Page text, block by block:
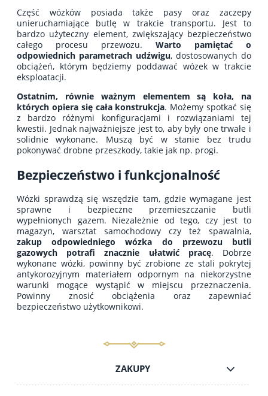
Część wózków posiada także pasy oraz zaczepy
unieruchamiające butlę w trakcie transportu. Jest to
bardzo użyteczny element, zwiększający bezpieczeństwo
całego procesu przewozu. Warto pamiętać o
odpowiednich parametrach udźwigu, dostosowanych do
obciążeń, którym będziemy poddawać wózek w trakcie
eksploatacji.
Ostatnim, równie ważnym elementem są koła, na
których opierasię cała konstrukcja. Możemy spotkać się
z bardzo różnymi konfiguracjami i rozwiązaniami tej
kwestii. Jednak najważniejsze jest to, aby były one trwałe i
solidnie wykonane. Muszą być w stanie bez trudu
pokonywać drobne przeszkody, takie jak np. progi.
Bezpieczeństwo i funkcjonalność
Wózki sprawdzą się wszędzie tam, gdzie wymagane jest
sprawne i bezpieczne przemieszczanie butli
wypełnionych gazem. Niezależnie od tego, czy jest to
magazyn, warsztat samochodowy czy też spawalnia,
zakup odpowiedniego wózka do przewozu butli
gazowych potrafi znacznie ułatwić pracę. Dobrze
wykonane wózki, powinny być zrobione ze stali pokrytej
antykorozyjnym materiałem odpornym na niekorzystne
warunki mogące wystąpić w miejscu przeznaczenia.
Powinny znosić obciążenia oraz zapewniać
bezpieczeństwo użytkownikowi.
ZAKUPY